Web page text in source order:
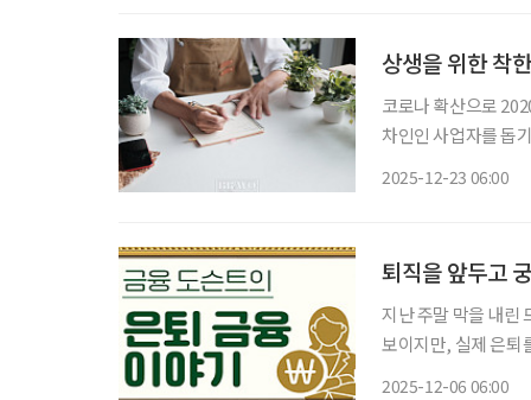
상생을 위한 착
코로나 확산으로
차인인 사업자를 돕
2025-12-23 06:00
퇴직을 앞두고
지난 주말 막을 내린
보이지만, 실제 은퇴
2025-12-06 06:00